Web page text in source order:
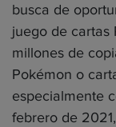
busca de
juego de cartas
millones de
Pokémon o
especialmente
febrero de